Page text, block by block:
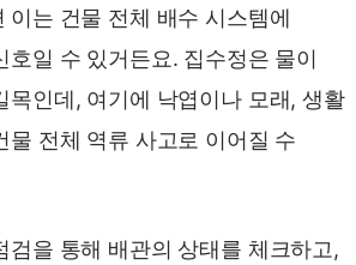
이는 건물 전체 배수 시스템에
호일 수 있거든요. 집수정은 물이
목인데, 여기에 낙엽이나 모래, 생활
물 전체 역류 사고로 이어질 수
검을 통해 배관의 상태를 체크하고,